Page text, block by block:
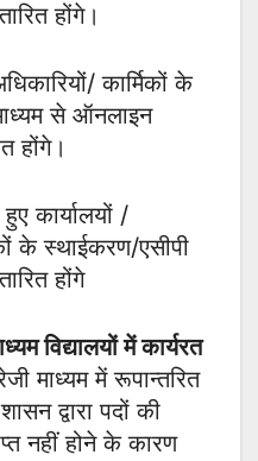
होंगे।
कार्मिकों के
से ऑनलाइन
होंगे।
कार्यालयों /
के स्थाईकरण/एसीपी
होंगे
विद्यालयों में कार्यरत
माध्यम में रूपान्तरित
द्वारा पदों की
नहीं होने के कारण